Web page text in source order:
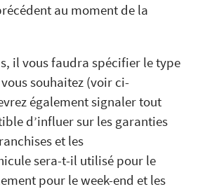
au moment de la
il vous faudra spécifier le type
souhaitez (voir ci-
également signaler tout
d’influer sur les garanties
et les
sera-t-il utilisé pour le
pour le week-end et les